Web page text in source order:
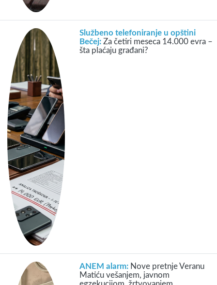
Službeno telefoniranje u opštini
Bečej:Za četiri meseca 14.000 evra –
šta plaćaju građani?
ANEM alarm: Nove pretnje Veranu
Matiću vešanjem, javnom